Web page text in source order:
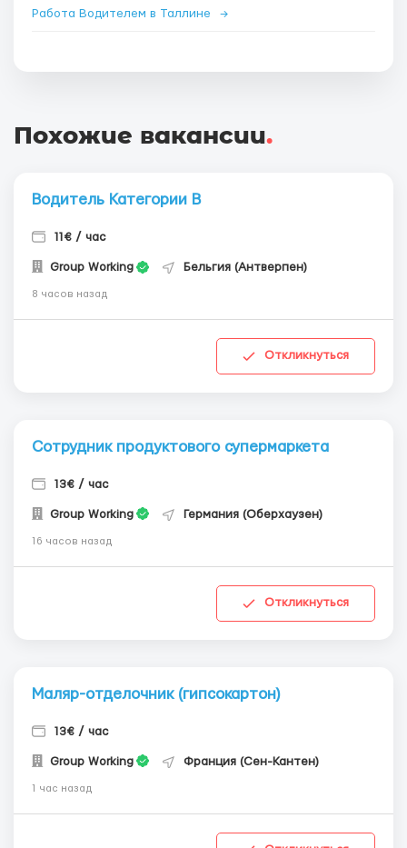
Работа Водителем в Таллине →
Похожие вакансии.
Водитель Категории В
11€ / час
Group Working Бельгия (Антверпен)
8 часов назад
Откликнуться
Сотрудник продуктового супермаркета
13€ / час
Group Working Германия (Оберхаузен)
16 часов назад
Откликнуться
Маляр-отделочник (гипсокартон)
13€ / час
Group Working Франция (Сен-Кантен)
1 час назад